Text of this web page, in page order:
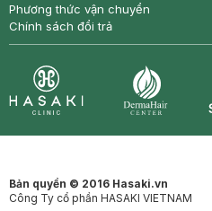
Phương thức vận chuyển
Chính sách đổi trả
Bản quyền © 2016 Hasaki.vn
Công Ty cổ phần HASAKI VIETNAM